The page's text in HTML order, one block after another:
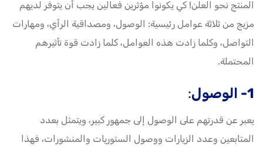
المنتج نحو العلن! كي يكونوا مؤثرين فعالين يجب أن يتوفر لديهم
مزيج من ثلاثة عوامل رئيسية: الوصول، ومصداقية الرأي، ومهارات
التواصل، وكلما زادت هذه العوامل، كلما زادت قوة تأثيرهم
المحتملة.
1- الوصول :
يعبر عن قدرتهم على الوصول إلى جمهور كبير، ويتمثل بعدد
المتابعين وعدد الزيارات ووصول الستوريات والمنشورات، فهذا